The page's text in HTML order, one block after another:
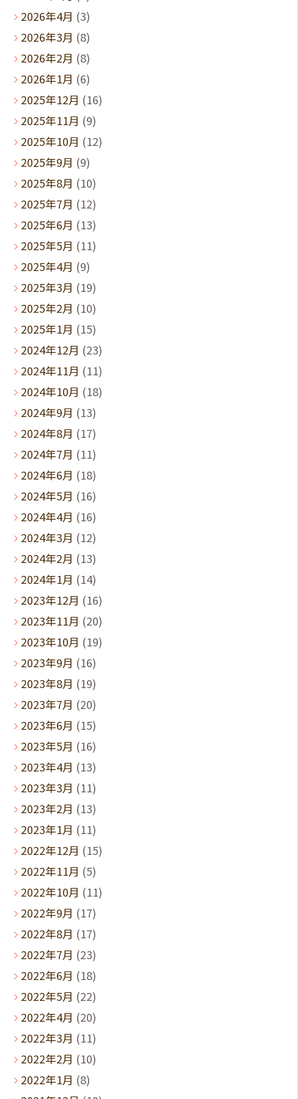
2026年4月 (3)
2026年3月 (8)
2026年2月 (8)
2026年1月 (6)
2025年12月 (16)
2025年11月 (9)
2025年10月 (12)
2025年9月 (9)
2025年8月 (10)
2025年7月 (12)
2025年6月 (13)
2025年5月 (11)
2025年4月 (9)
2025年3月 (19)
2025年2月 (10)
2025年1月 (15)
2024年12月 (23)
2024年11月 (11)
2024年10月 (18)
2024年9月 (13)
2024年8月 (17)
2024年7月 (11)
2024年6月 (18)
2024年5月 (16)
2024年4月 (16)
2024年3月 (12)
2024年2月 (13)
2024年1月 (14)
2023年12月 (16)
2023年11月 (20)
2023年10月 (19)
2023年9月 (16)
2023年8月 (19)
2023年7月 (20)
2023年6月 (15)
2023年5月 (16)
2023年4月 (13)
2023年3月 (11)
2023年2月 (13)
2023年1月 (11)
2022年12月 (15)
2022年11月 (5)
2022年10月 (11)
2022年9月 (17)
2022年8月 (17)
2022年7月 (23)
2022年6月 (18)
2022年5月 (22)
2022年4月 (20)
2022年3月 (11)
2022年2月 (10)
2022年1月 (8)